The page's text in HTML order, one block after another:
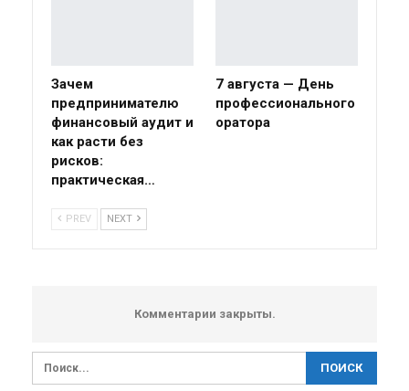
Зачем
предпринимателю
финансовый аудит и
как расти без
рисков:
практическая…
7 августа — День
профессионального
оратора
PREV NEXT
Комментарии закрыты.